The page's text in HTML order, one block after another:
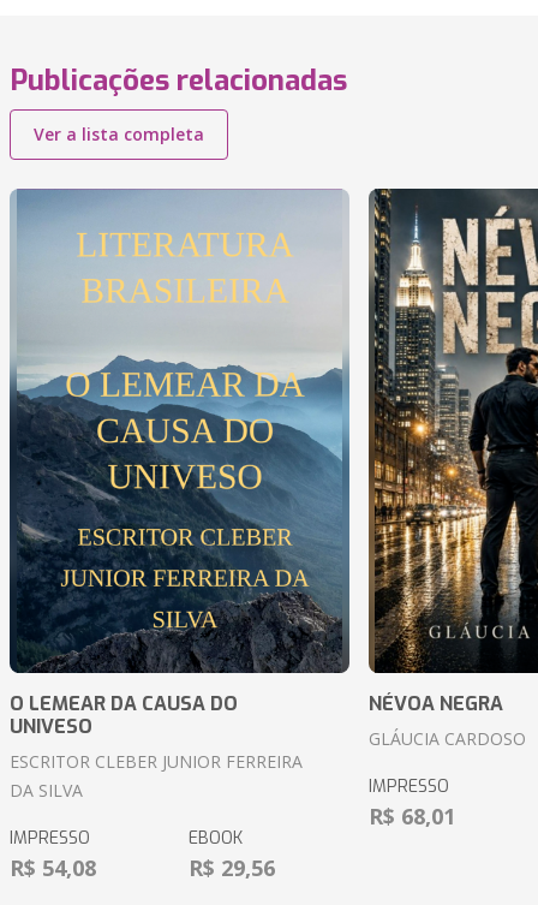
Publicações relacionadas
Ver a lista completa
O LEMEAR DA CAUSA DO
UNIVESO
ESCRITOR CLEBER JUNIOR FERREIRA
DA SILVA
IMPRESSO
R$ 54,08
EBOOK
R$ 29,56
NÉVOA NEGRA
GLÁUCIA CARDOSO
IMPRESSO
R$ 68,01